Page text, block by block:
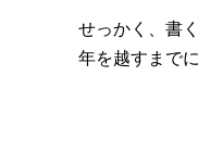
せっかく、書
年を越すまで